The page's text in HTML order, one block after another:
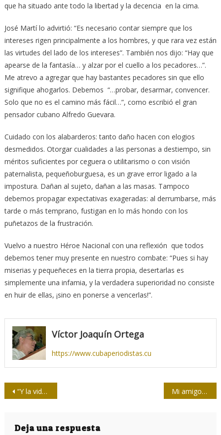
que ha situado ante todo la libertad y la decencia en la cima.
José Martí lo advirtió: “Es necesario contar siempre que los
intereses rigen principalmente a los hombres, y que rara vez están
las virtudes del lado de los intereses”. También nos dijo: “Hay que
apearse de la fantasía… y alzar por el cuello a los pecadores…”.
Me atrevo a agregar que hay bastantes pecadores sin que ello
signifique ahogarlos. Debemos “…probar, desarmar, convencer.
Solo que no es el camino más fácil…”, como escribió el gran
pensador cubano Alfredo Guevara.
Cuidado con los alabarderos: tanto daño hacen con elogios
desmedidos. Otorgar cualidades a las personas a destiempo, sin
méritos suficientes por ceguera o utilitarismo o con visión
paternalista, pequeñoburguesa, es un grave error ligado a la
impostura. Dañan al sujeto, dañan a las masas. Tampoco
debemos propagar expectativas exageradas: al derrumbarse, más
tarde o más temprano, fustigan en lo más hondo con los
puñetazos de la frustración.
Vuelvo a nuestro Héroe Nacional con una reflexión que todos
debemos tener muy presente en nuestro combate: “Pues si hay
miserias y pequeñeces en la tierra propia, desertarlas es
simplemente una infamia, y la verdadera superioridad no consiste
en huir de ellas, ¡sino en ponerse a vencerlas!”.
Víctor Joaquín Ortega
https://www.cubaperiodistas.cu
Navegación
entradas
“Y la vida vuelve a ser vida…” Mi amigo Tito Junco, ¡cará…!
Deja una respuesta